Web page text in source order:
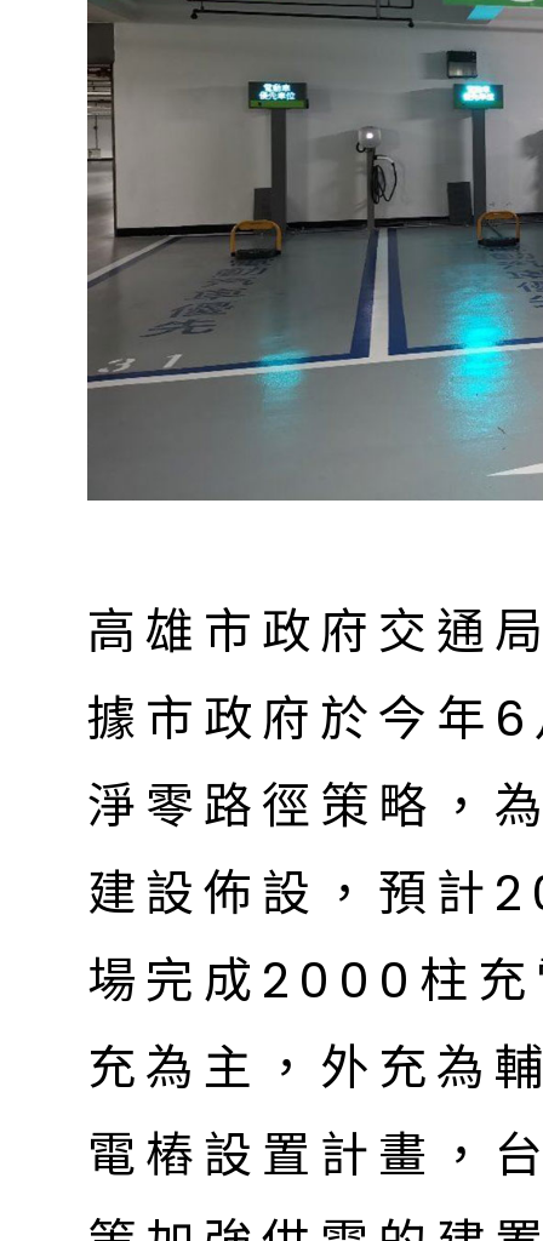
高雄市政府交通
據市政府於今年
淨零路徑策略，
建設佈設，預計
場完成2000柱
充為主，外充為
電樁設置計畫，